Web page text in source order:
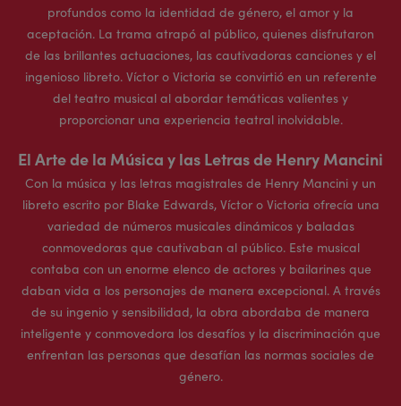
profundos como la identidad de género, el amor y la
aceptación. La trama atrapó al público, quienes disfrutaron
de las brillantes actuaciones, las cautivadoras canciones y el
ingenioso libreto. Víctor o Victoria se convirtió en un referente
del teatro musical al abordar temáticas valientes y
proporcionar una experiencia teatral inolvidable.
El Arte de la Música y las Letras de Henry Mancini
Con la música y las letras magistrales de Henry Mancini y un
libreto escrito por Blake Edwards, Víctor o Victoria ofrecía una
variedad de números musicales dinámicos y baladas
conmovedoras que cautivaban al público. Este musical
contaba con un enorme elenco de actores y bailarines que
daban vida a los personajes de manera excepcional. A través
de su ingenio y sensibilidad, la obra abordaba de manera
inteligente y conmovedora los desafíos y la discriminación que
enfrentan las personas que desafían las normas sociales de
género.